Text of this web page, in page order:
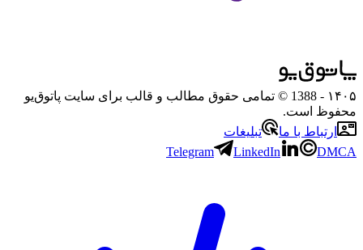
۱۴۰۵
- 1388 © تمامی حقوق مطالب و قالب برای سایت پاتوق‌یو
محفوظ است.
ارتباط با ما
تبلیغات
Telegram
LinkedIn DMCA